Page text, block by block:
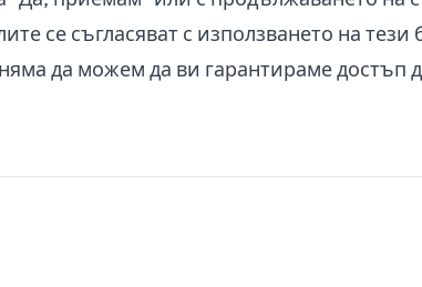
се съгласяват с използването на
да можем да ви гарантираме достъп